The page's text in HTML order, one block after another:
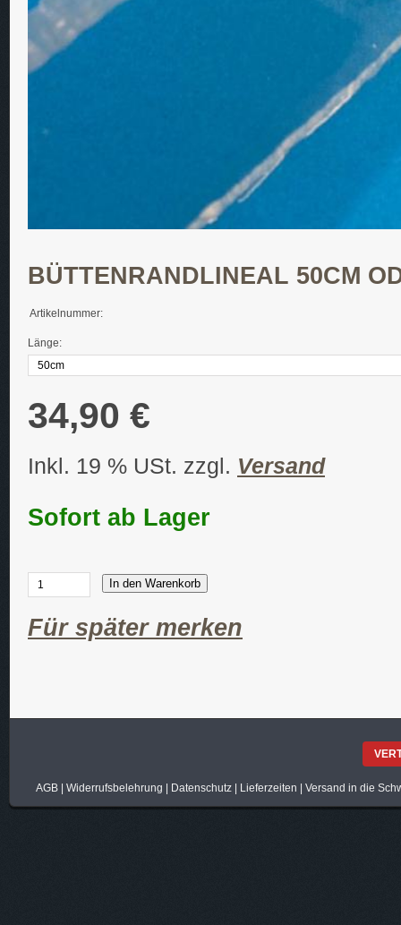
BÜTTENRANDLINEAL 50CM
Artikelnummer:
Länge:
34,90 €
Inkl. 19 % USt. zzgl. Versand
Sofort ab Lager
In den Warenkorb
Für später merken
AGB| Widerrufsbelehrung Datenschutz| Lieferzeiten Versand in die